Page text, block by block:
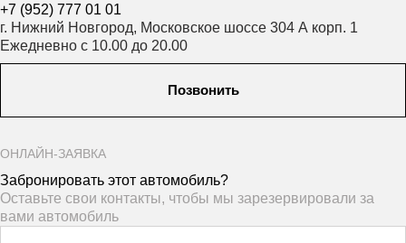
+7 (952) 777 01 01
г. Нижний Новгород, Московское шоссе 304 А корп. 1
Ежедневно с 10.00 до 20.00
Позвонить
ОНЛАЙН-ЗАЯВКА
Забронировать этот автомобиль?
Оставьте свои контакты, чтобы мы зарезервировали за
вами автомобиль